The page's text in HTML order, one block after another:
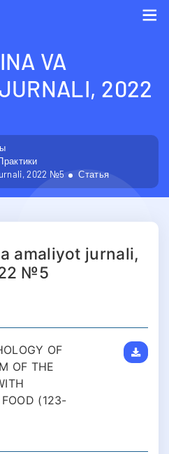
VA
2022
2022 №5
Статья
amaliyot jurnali,
№5
OF
OF THE
FOOD (123-